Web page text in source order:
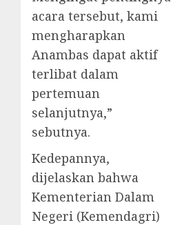
acara tersebut, kami
mengharapkan
Anambas dapat aktif
terlibat dalam
pertemuan
selanjutnya,”
sebutnya.
Kedepannya,
dijelaskan bahwa
Kementerian Dalam
Negeri (Kemendagri)